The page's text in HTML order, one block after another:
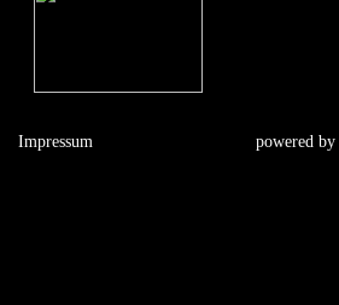
Impressum powered by